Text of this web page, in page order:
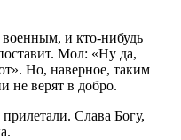
и кто-нибудь
Мол: «Ну да,
Но, наверное, таким
не верят в добро.
Слава Богу,